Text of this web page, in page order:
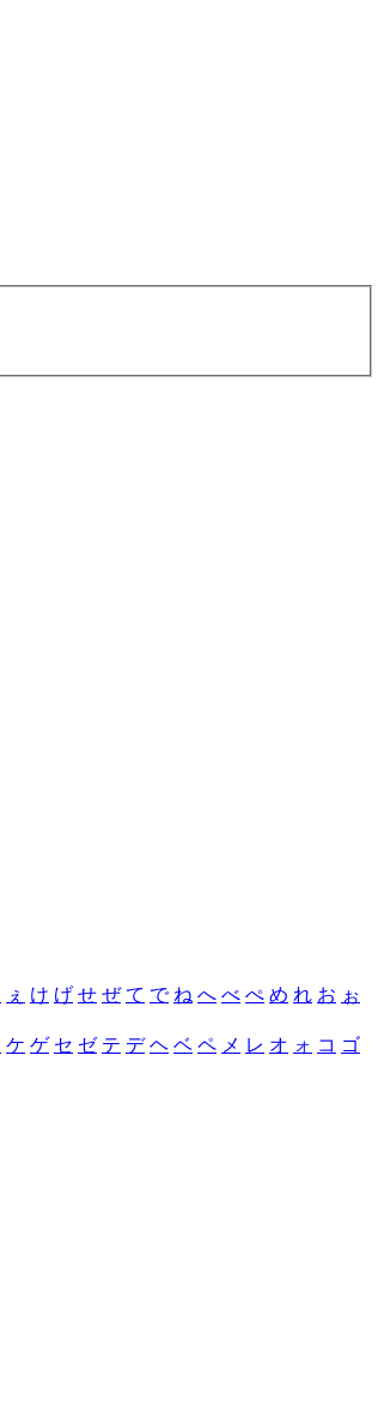
ぇ け げ せ ぜ て で ね へ べ ぺ め れ お ぉ
ケ ゲ セ ゼ テ デ ヘ ベ ペ メ レ オ ォ コ ゴ